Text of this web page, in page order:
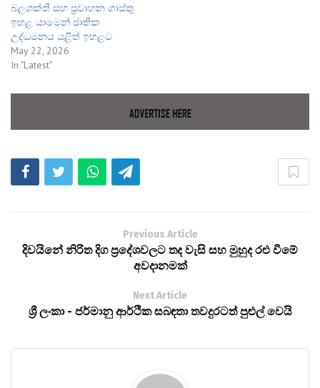
බලශක්ති සහ ප්‍රවාහන ගාස්තු
ඉහළ යාමෙන් ජාතික
උද්ධමනය යළිත් ඉහළට
May 22, 2026
In "Latest"
Previous Article
දිවයිනේ නිරිත දිග ප්‍රදේශවලට තද වැසි සහ මුහුද රළු වීමේ
අවදානමක්
Next Article
ශ්‍රී ලංකා - ජර්මානු ආර්ථික සබඳතා තවදුරටත් පුළුල් වෙයි